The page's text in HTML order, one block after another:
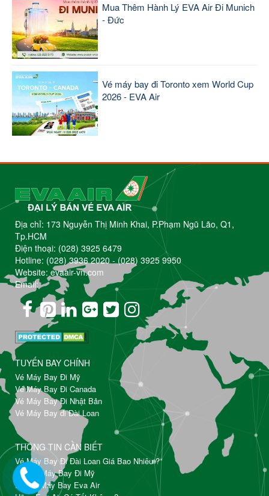
Mua Thêm Hành Lý EVA Air Đi Munich
- Đức
Vé máy bay đi Toronto xem World Cup
2026 - EVA Air
Địa chỉ: 173 Nguyễn Thị Minh Khai, P.Phạm Ngũ Lão, Q1,
Tp.HCM
Điện thoại: (028) 3925 6479
Hotline: (028) 3936 2020-(028) 3925 9950
Website: evaair-vn.com
Email:
TUYẾN BAY CHÍNH
Vé Máy Bay Đi Mỹ
Vé Máy Bay Đi Canada
Vé Máy Bay Đi Nhật Bản
Vé Máy Bay đi Đài Loan
THÔNG TIN CẦN BIẾT
Vé Máy Bay Đi Đài Loan Giá Bao Nhiêu ?
Đặt Vé Máy Bay Đi Mỹ
Đổi Vé Máy Bay Eva Air